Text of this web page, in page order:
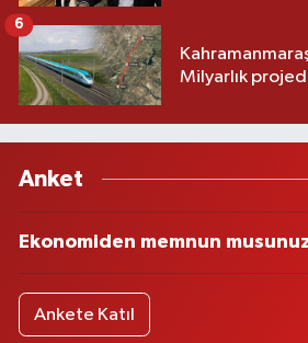
Milyarlık
6
Anket
Ekonomiden memnun
Ankete Katıl